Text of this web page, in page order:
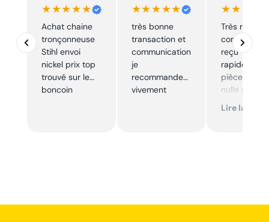
★★★★★
Achat chaine
tronçonneuse
Stihl envoi
nickel prix top
trouvé sur le
boncoin
★★★★★
très bonne
transaction et
communication
je
recommande
vivement
Très réactif,
commande
reçu
rapidement,
pièce
nulle part
ailleurs et
Lire la suite